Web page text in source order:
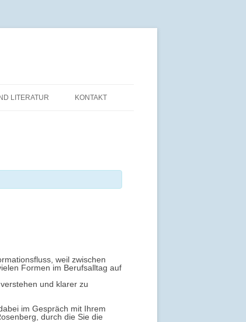
LITERATUR KONTAKT
weil zwischen
Formen im Berufsalltag auf
und klarer zu
im Gespräch mit Ihrem
durch die Sie die